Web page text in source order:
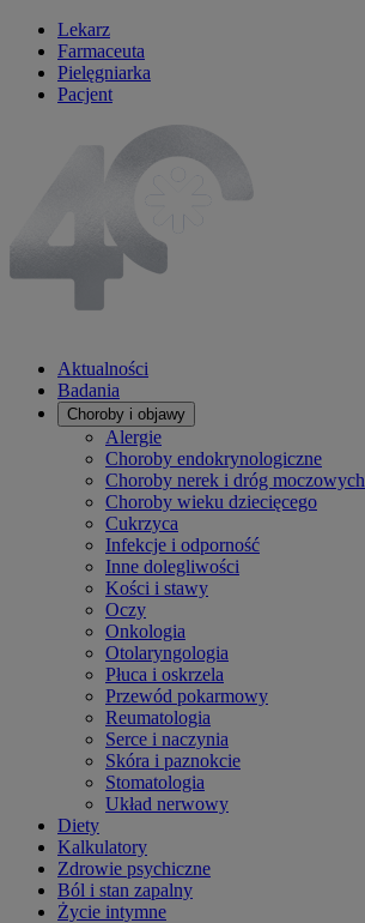
Lekarz
Farmaceuta
Pielęgniarka
Pacjent
Aktualności
Badania
Choroby i objawy
Alergie
Choroby endokrynologiczne
Choroby nerek i dróg moczowych
Choroby wieku dziecięcego
Cukrzyca
Infekcje i odporność
Inne dolegliwości
Kości i stawy
Oczy
Onkologia
Otolaryngologia
Płuca i oskrzela
Przewód pokarmowy
Reumatologia
Serce i naczynia
Skóra i paznokcie
Stomatologia
Układ nerwowy
Diety
Kalkulatory
Zdrowie psychiczne
Ból i stan zapalny
Życie intymne